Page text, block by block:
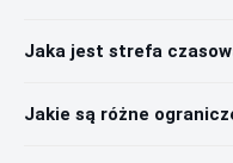
Jaka jest strefa
Jakie są różne